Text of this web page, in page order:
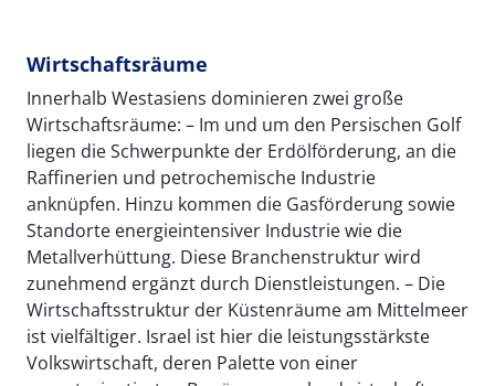
Wirtschaftsräume
Innerhalb Westasiens dominieren zwei große
Wirtschaftsräume: – Im und um den Persischen Golf
liegen die Schwerpunkte der Erdölförderung, an die
Raffinerien und petrochemische Industrie
anknüpfen. Hinzu kommen die Gasförderung sowie
Standorte energieintensiver Industrie wie die
Metallverhüttung. Diese Branchenstruktur wird
zunehmend ergänzt durch Dienstleistungen. – Die
Wirtschaftsstruktur der Küstenräume am Mittelmeer
ist vielfältiger. Israel ist hier die leistungsstärkste
Volkswirtschaft, deren Palette von einer